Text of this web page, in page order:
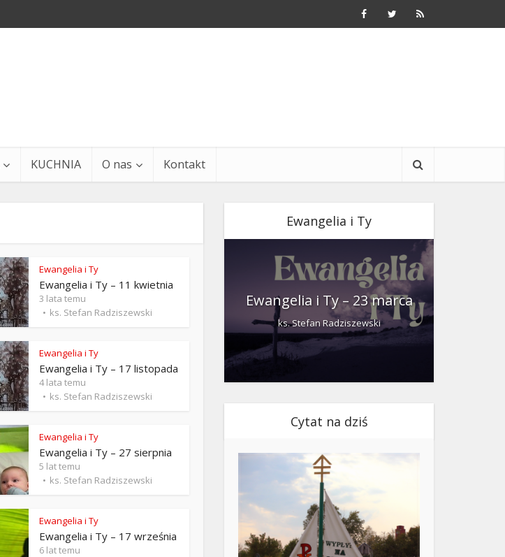
KUCHNIA O nas Kontakt
Ewangelia i Ty
Ewangelia i Ty – 11 kwietnia
3 lata temu
ks. Stefan Radziszewski
Ewangelia i Ty
Ewangelia i Ty – 17 listopada
4 lata temu
ks. Stefan Radziszewski
Ewangelia i Ty
Ewangelia i Ty – 27 sierpnia
5 lat temu
ks. Stefan Radziszewski
Ewangelia i Ty
Ewangelia i Ty – 17 września
6 lat temu
Ewangelia i Ty
Ewangelia i Ty – 27 grudnia Ewangelia i Ty – 23 marca
ks. Stefan Radziszewski
Cytat na dziś